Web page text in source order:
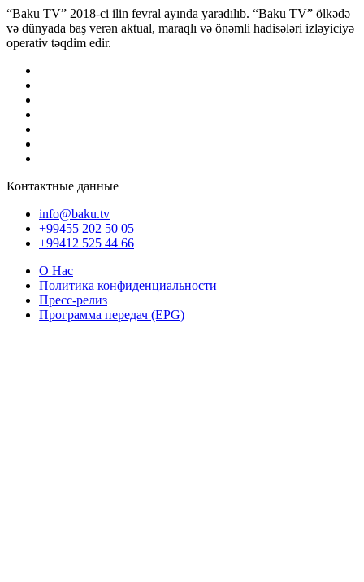
“Baku TV” 2018-ci ilin fevral ayında yaradılıb. “Baku TV” ölkədə
və dünyada baş verən aktual, maraqlı və önəmli hadisələri izləyiciyə
operativ təqdim edir.
Контактные данные
info@baku.tv
+99455 202 50 05
+99412 525 44 66
О Нас
Политика конфиденциальности
Пресс-релиз
Программа передач (EPG)